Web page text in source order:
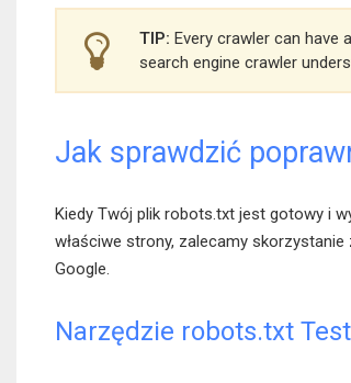
TIP: Every crawler can
search engine crawler
Jak sprawdzić
Kiedy Twój plik robots.txt jest gotowy i
właściwe strony, zalecamy
Google.
Narzędzie robots.txt